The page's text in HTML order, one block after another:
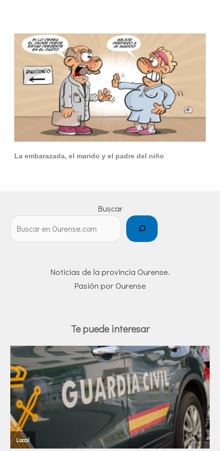
La embarazada, el marido y el padre del niño
Buscar
Noticias de la provincia Ourense.
Pasión por Ourense
Te puede interesar